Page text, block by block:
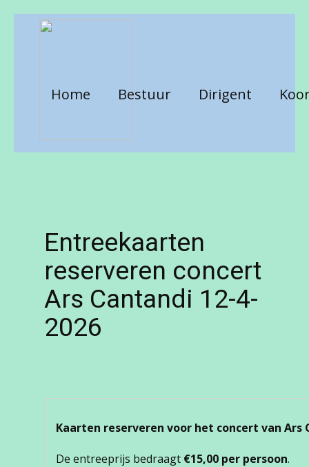
Home Bestuur Dirigent
Entreekaarten
reserveren concert
Ars Cantandi 12-4-
2026
Kaarten reserveren voor het concert van Ars
De entreeprijs bedraagt €15,00 per persoon.